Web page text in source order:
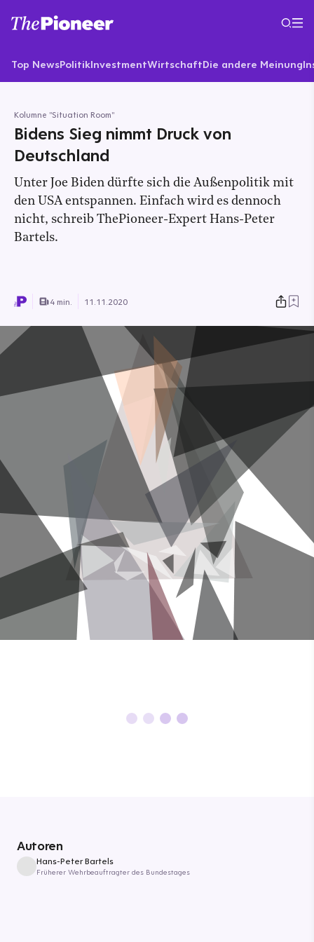
Top NewsPolitikInvestmentWirtschaftDie andere Meinung
Kolumne "Situation Room"
Bidens Sieg nimmt Druck von
Deutschland
Unter Joe Biden dürfte sich die Außenpolitik mit
den USA entspannen. Einfach wird es dennoch
nicht, schreib ThePioneer-Expert Hans-Peter
Bartels.
4 min. 11.11.2020
Autoren
Hans-Peter Bartels
Früherer Wehrbeauftragter des Bundestages